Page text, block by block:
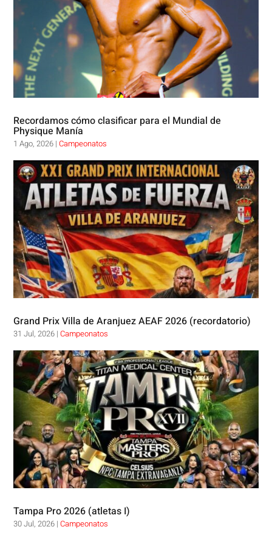
Recordamos cómo clasificar para el Mundial de
Physique Manía
1 Ago, 2026 |Campeonatos
Grand Prix Villa de Aranjuez AEAF 2026 (recordatorio)
31 Jul, 2026 |Campeonatos
Tampa Pro 2026 (atletas I)
30 Jul, 2026 |Campeonatos